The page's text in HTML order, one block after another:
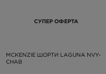
СУПЕР ОФЕРТА
MCKENZIE ШОРТИ LAGUNA NVY-
CHAB